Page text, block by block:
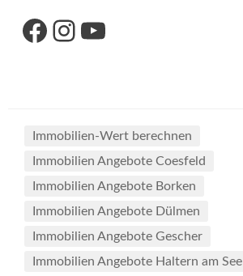
Link zu unserer Facebook-Seite Link zu unseres Instagram-Accounts
Immobilien-Wert berechnen
Immobilien Angebote Coesfeld
Immobilien Angebote Borken
Immobilien Angebote Dülmen
Immobilien Angebote Gescher
Immobilien Angebote Haltern am See